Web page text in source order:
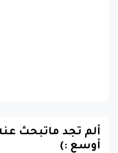
ألم تجد ماتبحث
أوسع :)